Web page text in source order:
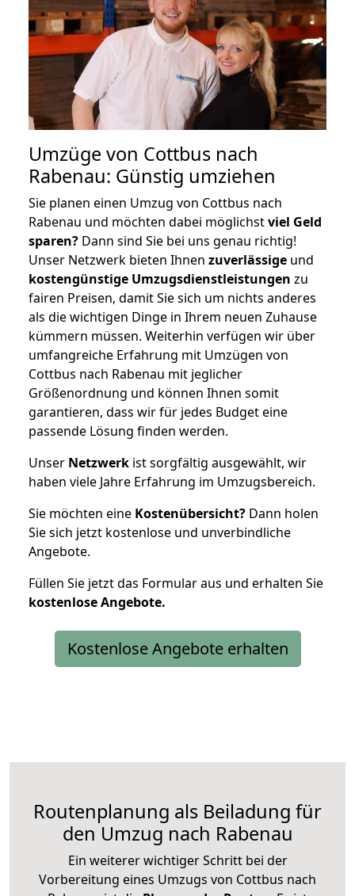
Umzüge von Cottbus nach
Rabenau: Günstig umziehen
Sie planen einen Umzug von Cottbus nach
Rabenau und möchten dabei möglichstviel Geld
sparen? Dann sind Sie bei uns genau richtig!
Unser Netzwerk bieten Ihnen zuverlässige und
kostengünstige Umzugsdienstleistungen zu
fairen Preisen, damit Sie sich um nichts anderes
als die wichtigen Dinge in Ihrem neuen Zuhause
kümmern müssen. Weiterhin verfügen wir über
umfangreiche Erfahrung mit Umzügen von
Cottbus nach Rabenau mit jeglicher
Größenordnung und können Ihnen somit
garantieren, dass wir für jedes Budget eine
passende Lösung finden werden.
Unser Netzwerk ist sorgfältig ausgewählt, wir
haben viele Jahre Erfahrung im Umzugsbereich.
Sie möchten eine Kostenübersicht? Dann holen
Sie sich jetzt kostenlose und unverbindliche
Angebote.
Füllen Sie jetzt das Formular aus und erhalten Sie
kostenloseAngebote.
Kostenlose Angebote erhalten
Routenplanung als Beiladung für
den Umzug nach Rabenau
Ein weiterer wichtiger Schritt bei der
Vorbereitung eines Umzugs von Cottbus nach